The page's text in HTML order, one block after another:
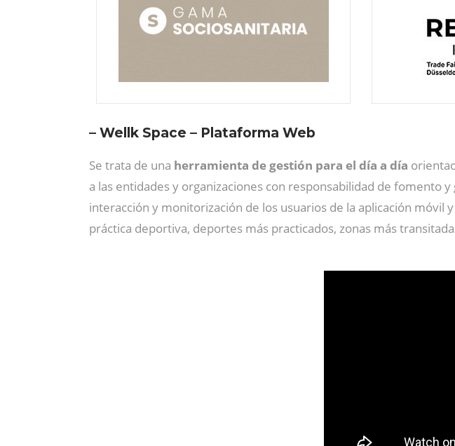
– Wellk Space – Plataforma Web
Se trata de una herramienta de gestión para el día a día
a las entidades y organizaciones con responsabilidad de fomento
interacción y monitorización de los usuarios de la aplicación móvil
práctica deportiva, deportes más practicados, zonas más